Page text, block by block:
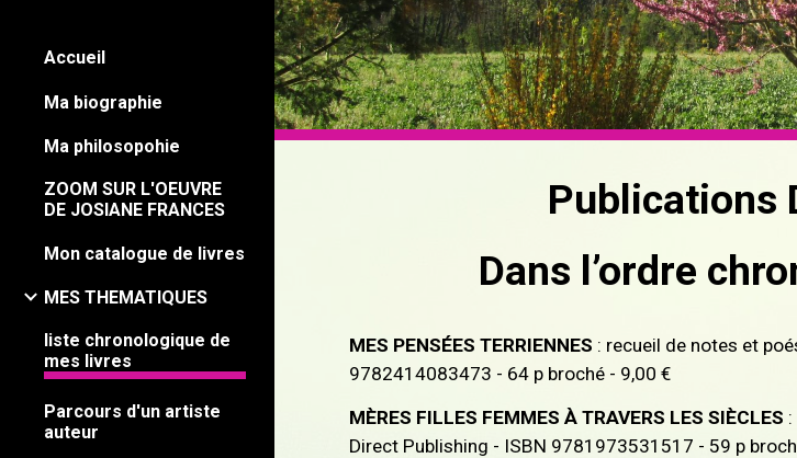
Accueil
Ma biographie
Ma philosopohie
ZOOM SUR L'OEUVRE
DE JOSIANE FRANCES
Mon catalogue de livres
MES THEMATIQUES
liste chronologique de
mes livres
Parcours d'un artiste
auteur
Publications
Dans l’ordre
MES PENSÉES TERRIENNES : recueil de notes et
9782414083473 - 64 p broché - 9,00 €
MÈRES FILLES FEMMES À TRAVERS LES SIÈCLES
Direct Publishing - ISBN 9781973531517 - 59 p